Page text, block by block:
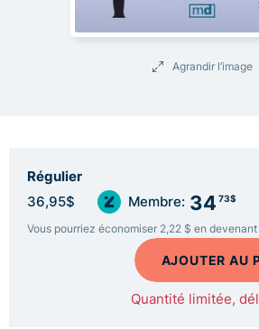
Agrandir l’image
Régulier
36,95$ Membre: 34 73$
Vous pourriez économiser 2,22 $ en
AJOUTER AU
Quantité limitée,